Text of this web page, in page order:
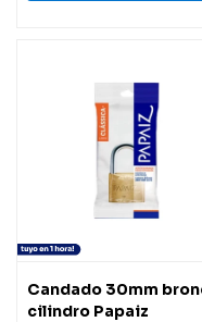
Candado 30mm
cilindro Papaiz